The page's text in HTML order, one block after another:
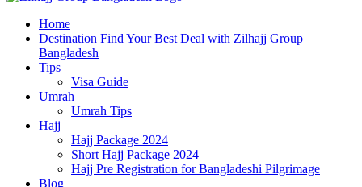
জিলহজ্জ গ্রুপ বাংলাদেশ
Best Hajj Umrah Travel Tour Agent in Bangladesh
Home
Destination Find Your Best Deal with Zilhajj Group
Bangladesh
Tips
Visa Guide
Umrah
Umrah Tips
Hajj
Hajj Package 2024
Short Hajj Package 2024
Hajj Pre Registration for Bangladeshi Pilgrimage
Blog